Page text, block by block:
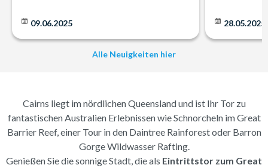
09.06.2025 28.05.2025
Alle Neuigkeiten hier
Cairns liegt im nördlichen Queensland und ist Ihr Tor zu
fantastischen Australien Erlebnissen wie Schnorcheln im Great
Barrier Reef, einer Tour in den Daintree Rainforest oder Barron
Gorge Wildwasser Rafting.
Genießen Sie die sonnige Stadt, die als Eintrittstor zum Great